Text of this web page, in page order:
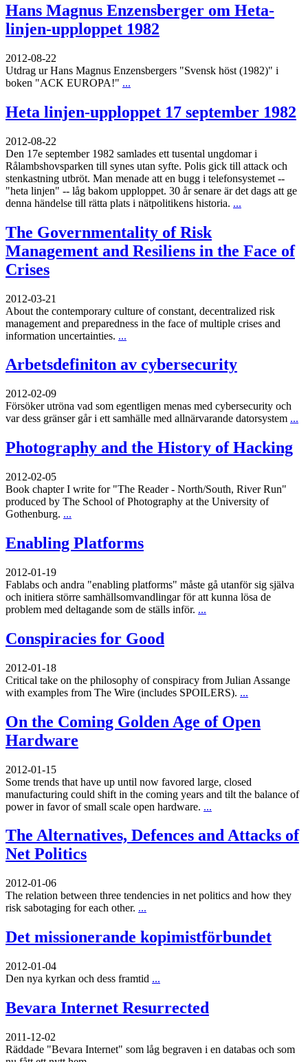
Hans Magnus Enzensberger om Heta-
linjen-upploppet 1982
2012-08-22
Utdrag ur Hans Magnus Enzensbergers "Svensk höst (1982)" i
boken "ACK EUROPA!" ...
Heta linjen-upploppet 17 september 1982
2012-08-22
Den 17e september 1982 samlades ett tusental ungdomar i
Rålambshovsparken till synes utan syfte. Polis gick till attack och
stenkastning utbröt. Man menade att en bugg i telefonsystemet --
"heta linjen" -- låg bakom upploppet. 30 år senare är det dags att ge
denna händelse till rätta plats i nätpolitikens historia. ...
The Governmentality of Risk
Management and Resiliens in the Face of
Crises
2012-03-21
About the contemporary culture of constant, decentralized risk
management and preparedness in the face of multiple crises and
information uncertainties. ...
Arbetsdefiniton av cybersecurity
2012-02-09
Försöker utröna vad som egentligen menas med cybersecurity och
var dess gränser går i ett samhälle med allnärvarande datorsystem ...
Photography and the History of Hacking
2012-02-05
Book chapter I write for "The Reader - North/South, River Run"
produced by The School of Photography at the University of
Gothenburg. ...
Enabling Platforms
2012-01-19
Fablabs och andra "enabling platforms" måste gå utanför sig själva
och initiera större samhällsomvandlingar för att kunna lösa de
problem med deltagande som de ställs inför. ...
Conspiracies for Good
2012-01-18
Critical take on the philosophy of conspiracy from Julian Assange
with examples from The Wire (includes SPOILERS). ...
On the Coming Golden Age of Open
Hardware
2012-01-15
Some trends that have up until now favored large, closed
manufacturing could shift in the coming years and tilt the balance of
power in favor of small scale open hardware. ...
The Alternatives, Defences and Attacks of
Net Politics
2012-01-06
The relation between three tendencies in net politics and how they
risk sabotaging for each other. ...
Det missionerande kopimistförbundet
2012-01-04
Den nya kyrkan och dess framtid ...
Bevara Internet Resurrected
2011-12-02
Räddade "Bevara Internet" som låg begraven i en databas och som